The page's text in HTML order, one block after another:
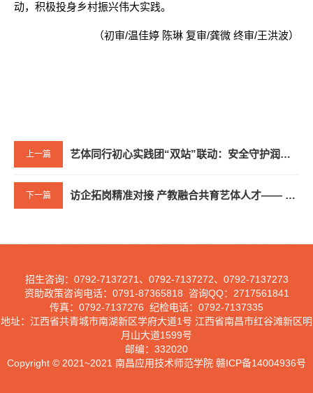
动，积极投身乡村振兴伟大实践。
（初审/温佳婷 陈琳 复审/龚微 终审/王洪波）
上一篇 艺体同行初心实践团“双站”联动：安全守护润童心 文化传承进乡村
下一篇 访企拓岗精准对接 产教融合共育艺体人才—— 学院开启暑期全员访企拓岗活动
招生咨询： 0792-7137271 、 0792-7137272、 0792-7137273
资助政策咨询电话： 0791-87365818 咨询QQ： 2717561841
传真： 0792-7137276 纪检电话： 0792-7137335
地址：江西省共青城市南湖新区学府大道1 号 江西省南昌市红谷滩新区明
月山大道1599号
邮编： 332020
Copyright © 2021~2021 南昌应用技术师范学院 赣ICP备14004936号